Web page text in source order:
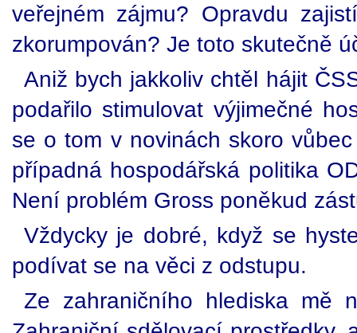
veřejném zájmu? Opravdu
zkorumpován? Je toto skutečně
Aniž bych jakkoliv chtěl hájit
podařilo stimulovat výjimečné
se o tom v novinách skoro
případná hospodářská politika
Není problém Gross poněkud
Vždycky je dobré, když se
podívat se na věci z odstupu.
Ze zahraničního hlediska mě